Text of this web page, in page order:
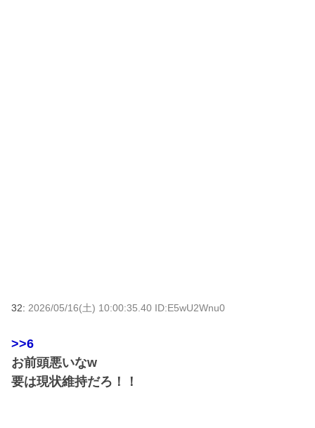
32: 2026/05/16(土) 10:00:35.40 ID:E5wU2Wnu0
>>6
お前頭悪いなw
要は現状維持だろ！！